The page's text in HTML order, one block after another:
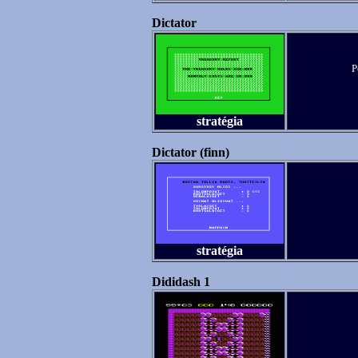
Dictator
stratégia
Dictator (finn)
stratégia
Dididash 1